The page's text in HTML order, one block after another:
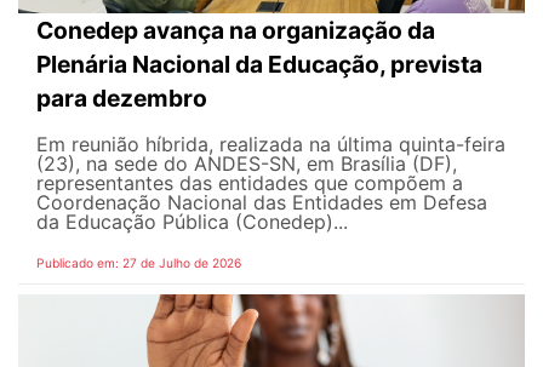
Conedep avança na organização da
Plenária Nacional da Educação, prevista
para dezembro
Em reunião híbrida, realizada na última quinta-feira
(23), na sede do ANDES-SN, em Brasília (DF),
representantes das entidades que compõem a
Coordenação Nacional das Entidades em Defesa
da Educação Pública (Conedep)...
Publicado em: 27 de Julho de 2026